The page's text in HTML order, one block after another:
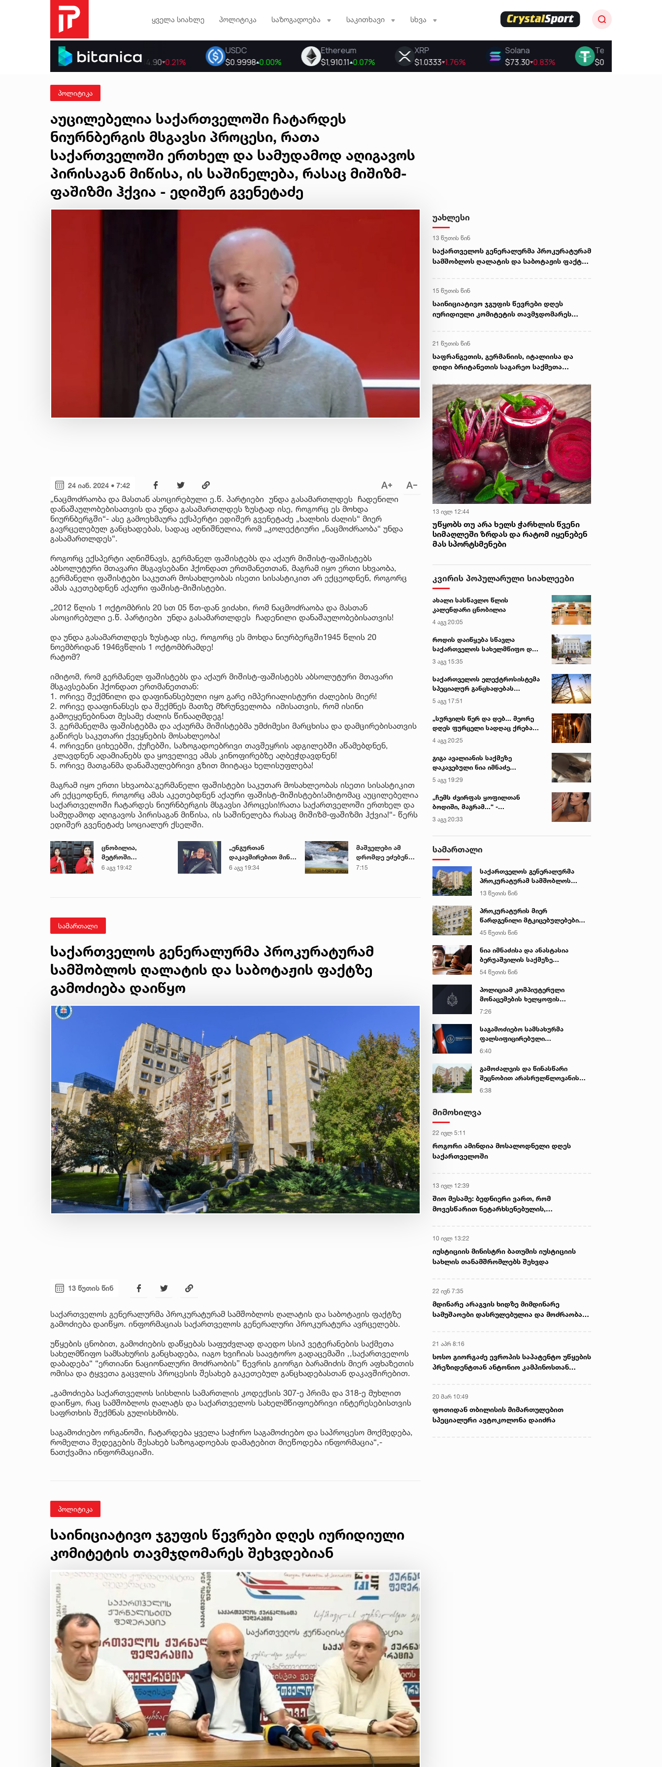
ყველა სიახლე პოლიტიკა საზოგადოება საკითხავი სხვა
პოლიტიკა
აუცილებელია საქართველოში ჩატარდეს
ნიურნბერგის მსგავსი პროცესი, რათა
საქართველოში ერთხელ და სამუდამოდ აღიგავოს
პირისაგან მიწისა, ის საშინელება, რასაც მიშიზმ-
ფაშიზმი ჰქვია - ედიშერ გვენეტაძე
24 იან. 2024 • 7:42
„ნაცმოძრაობა და მასთან ასოცირებული ე.წ. პარტიები უნდა გასამართლდეს ჩადენილი
დანაშაულობებისათვის და უნდა გასამართლდეს ზუსტად ისე, როგორც ეს მოხდა
ნიურნბერგში“- ასე გამოეხმაურა ექსპერტი ედიშერ გვენეტაძე „ხალხის ძალის“ მიერ
გავრცელებულ განცხადებას, სადაც აღნიშნულია, რომ „კოლექტიური „ნაცმოძრაობა“ უნდა
გასამართლდეს“.
როგორც ექსპერტი აღნიშნავს, გერმანელ ფაშისტებს და აქაურ მიშისტ-ფაშისტებს
აბსოლუტური მთავარი მსგავსებანი ჰქონდათ ერთმანეთთან, მაგრამ იყო ერთი სხვაობა,
გერმანელი ფაშისტები საკუთარ მოსახლეობას ისეთი სისასტიკით არ ექცეოდნენ, როგორც
ამას აკეთებდნენ აქაური ფაშისტ-მიშისტები.
„2012 წლის 1 ოქტომბრის 20 სთ 05 წთ-დან ვიძახი, რომ ნაცმოძრაობა და მასთან
ასოცირებული ე.წ. პარტიები უნდა გასამართლდეს ჩადენილი დანაშაულობებისათვის!
და უნდა გასამართლდეს ზუსტად ისე, როგორც ეს მოხდა ნიურბერგში1945 წლის 20
ნოემბრიდან 1946ვწლის 1 ოქტომბრამდე!
რატომ?
იმიტომ, რომ გერმანელ ფაშისტებს და აქაურ მიშისტ-ფაშისტებს აბსოლუტური მთავარი
მსგავსებანი ჰქონდათ ერთმანეთთან:
1. ორივე შექმნილი და დაფინანსებული იყო გარე იმპერიალისტური ძალების მიერ!
2. ორივე დააფინანსეს და შექმნეს მათზე მზრუნველობა იმისათვის, რომ ისინი
გამოეყენებინათ მესამე ძალის წინააღმდეგ!
3. გერმანელმა ფაშისტებმა და აქაურმა მიშისტებმა უმძიმესი მარცხისა და დამცირებისათვის
გაწირეს საკუთარი ქვეყნების მოსახლეობა!
4. ორივენი ციხეებში, ქუჩებში, საზოგადოებრივი თავშეყრის ადგილებში აწამებდნენ,
კლავდნენ ადამიანებს და ყოველივე ამას კინოფირებზე აღბეჭდავდნენ!
5. ორივე მათგანმა დანაშაულებრივი გზით მიიტაცა ხელისუფლება!
მაგრამ იყო ერთი სხვაობა:გერმანელი ფაშისტები საკუთარ მოსახლეობას ისეთი სისასტიკით
არ ექცეოდნენ, როგორც ამას აკეთებდნენ აქაური ფაშისტ-მიშისტები!ამიტომაც აუცილებელია
საქართველოში ჩატარდეს ნიურნბერგის მსგავსი პროცესი!რათა საქართველოში ერთხელ და
სამუდამოდ აღიგავოს პირისაგან მიწისა, ის საშინელება რასაც მიშიზმ-ფაშიზმი ჰქვია!“- წერს
ედიშერ გვენეტაძე სოციალურ ქსელში.
ცნობილია,
მეტროში
გარდაცვლილი 21
6 აგვ 19:42
„ენგურთან
დაკავშირებით მინდა
ვთქვა...“ - გოგა
6 აგვ 19:34
მაშველები ამ
დრომდე ეძებენ
დედას, რომელიც
7:15
სამართალი
საქართველოს გენერალურმა პროკურატურამ
სამშობლოს ღალატის და საბოტაჟის ფაქტზე
გამოძიება დაიწყო
13 წუთის წინ
საქართველოს გენერალურმა პროკურატურამ სამშობლოს ღალატის და საბოტაჟის ფაქტზე
გამოძიება დაიწყო. ინფორმაციას საქართველოს გენერალური პროკურატურა ავრცელებს.
უწყების ცნობით, გამოძიების დაწყებას საფუძვლად დაედო სსიპ ვეტერანების საქმეთა
სახელმწიფო სამსახურის განცხადება, იაგო ხვიჩიას საავტორო გადაცემაში ,,საქართველოს
დაბადება“ “ერთიანი ნაციონალური მოძრაობის” წევრის გიორგი ბარამიძის მიერ აფხაზეთის
ომისა და ტყვეთა გაცვლის პროცესის შესახებ გაკეთებულ განცხადებასთან დაკავშირებით.
„გამოძიება საქართველოს სისხლის სამართლის კოდექსის 307-ე პრიმა და 318-ე მუხლით
დაიწყო, რაც სამშობლოს ღალატს და საქართველოს სახელმწიფოებრივი ინტერესებისთვის
საფრთხის შექმნას გულისხმობს.
საგამოძიებო ორგანოში, ჩატარდება ყველა საჭირო საგამოძიებო და საპროცესო მოქმედება,
რომელთა შედეგების შესახებ საზოგადოებას დამატებით მიეწოდება ინფორმაცია“,-
ნათქვამია ინფორმაციაში.
პოლიტიკა
საინიციატივო ჯგუფის წევრები დღეს იურიდიული
კომიტეტის თავმჯდომარეს შეხვდებიან
უახლესი
13 წუთის წინ
საქართველოს გენერალურმა პროკურატურამ
სამშობლოს ღალატის და საბოტაჟის ფაქტზე
15 წუთის წინ
საინიციატივო ჯგუფის წევრები დღეს
იურიდიული კომიტეტის თავმჯდომარეს
21 წუთის წინ
საფრანგეთის, გერმანიის, იტალიისა და
დიდი ბრიტანეთის საგარეო საქმეთა
ომთან დაკავშირებით ერთობლივ
განცხადებას ავრცელებენ
13 ივლ 12:44
უწყობს თუ არა ხელს ჭარხლის წვენი
სიმაღლეში ზრდას და რატომ იყენებენ
მას სპორტსმენები
კვირის პოპულარული სიახლეები
ახალი სასწავლო წლის
კალენდარი ცნობილია
4 აგვ 20:05
როდის დაიწყება სწავლა
საქართველოს სახელმწიფო და
კერძო უნივერსიტეტებში
3 აგვ 15:35
საქართველოს ელექტროსისტემა
სპეციალურ განცხადებას
ავრცელებს
5 აგვ 17:51
„სურვილს წერ და დებ... მეორე
დღეს ფურცელი სადღაც ქრება
და სურვილი სრულდება...“ -
სასწაულმოქმედი ტაძარი შიდა
ქართლში
4 აგვ 20:25
გიგა ავალიანის საქმეზე
დაკავებული ნია იმნაძე
კლინიკაში გადაჰყავთ
5 აგვ 19:29
„ჩემს ძვირფას ყოფილთან
ბოდიში, მაგრამ...“ -
ალექსანდრა პაიჭაძის
გულწრფელი აღიარება
3 აგვ 20:33
სამართალი
საქართველოს გენერალურმა
პროკურატურამ სამშობლოს
ღალატის და საბოტაჟის ფაქტზე
გამოძიება დაიწყო
13 წუთის წინ
პროკურატურის მიერ
წარდგენილი მტკიცებულებების
საფუძველზე ნარკოტიკული
საშუალების უკანონო შეძენის,
შენახვის და რეალიზაციის
ფაქტზე ბრალდებულს
თავისუფლების აღკვეთა მიუსაჯა
45 წუთის წინ
ნია იმნაძისა და ანასტასია
ბერუაშვილის საქმეზე
სასამართლო დღეს იმსჯელებს
54 წუთის წინ
პოლიციამ კომპიუტერული
მონაცემების ხელყოფის
ბრალდებით ერთი პირი დააკავა,
სისხლისსამართლებრივი დევნა
დაუსწრებლად დაიწყო
7:26
საგამოძიებო სამსახურმა
ფალსიფიცირებული
ალკოჰოლური სასმელებისა და
დამზადება-გასაღების ფაქტზე 3
პირი დააკავა
6:40
გამოძალვის და წინასწარი
შეცნობით არასრულწლოვანის
გამოსახულების შემცველი
გავრცელების ფაქტებზე, ერთ
6:38
მიმოხილვა
22 ივლ 5:11
როგორი ამინდია მოსალოდნელი დღეს
საქართველოში
13 ივლ 12:39
შიო მესამე: ბედნიერი ვართ, რომ
მოვესწარით ნეტარხსენებულის,
10 ივლ 13:22
იუსტიციის მინისტრი ბათუმის იუსტიციის
სახლის თანამშრომლებს შეხვდა
22 ივნ 7:35
მდინარე არაგვის ხიდზე მიმდინარე
სამუშაოები დასრულებულია და მოძრაობა
21 აპრ 8:16
სოსო გიორგაძე ევროპის საპატენტო უწყების
პრეზიდენტთან ანტონიო კამპინოსთან
20 მარ 10:49
ფოთიდან თბილისის მიმართულებით
სპეციალური ავტოკოლონა დაიძრა